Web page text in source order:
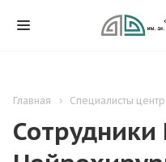
Главная Специалисты